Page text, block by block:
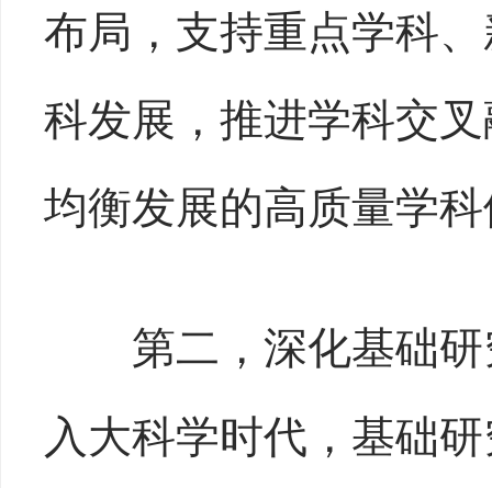
布局，支持重点学科
科发展，推进学科交
均衡发展的高质量学
第二，深化基础
入大科学时代，基础